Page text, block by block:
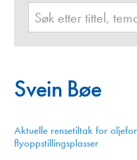
Svein Bøe
Aktuelle rensetiltak for
flyoppstillingsplasser